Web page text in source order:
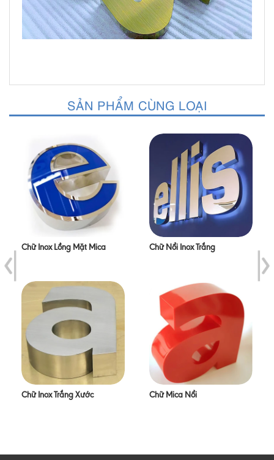
SẢN PHẨM CÙNG LOẠI
Chữ Inox Lồng Mặt Mica
Chữ Inox Trắng Xước
Chữ Nổi Inox Trắng
Chữ Mica Nổi